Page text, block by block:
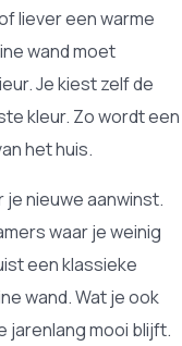
liever een warme
wand moet
Je kiest zelf de
kleur. Zo wordt een
het huis.
nieuwe aanwinst.
waar je weinig
een klassieke
wand. Wat je ook
jarenlang mooi blijft.